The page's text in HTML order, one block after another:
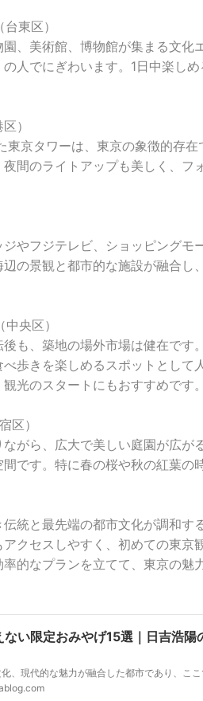
東区）
園、美術館、博物館が集まる文化
人でにぎわいます。1日中楽し
）
東京タワーは、東京の象徴的存
夜間のライトアップも美しく、フ
ジやフジテレビ、ショッピングモ
辺の景観と都市的な施設が融合し
央区）
も、築地の場外市場は健在です
歩きを楽しめるスポットとして
光のスタートにもおすすめです。
区）
がら、広大で美しい庭園が広が
です。特に春の桜や秋の紅葉の
統と最先端の都市文化が調和す
クセスしやすく、初めての東京
率的なプランを立てて、東京の魅
ない限定おみやげ15選｜日吉浩陽